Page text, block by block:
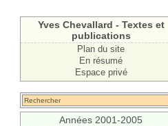
Yves Chevallard - Textes et
publications
Plan du site
En résumé
Espace privé
Années 2001-2005